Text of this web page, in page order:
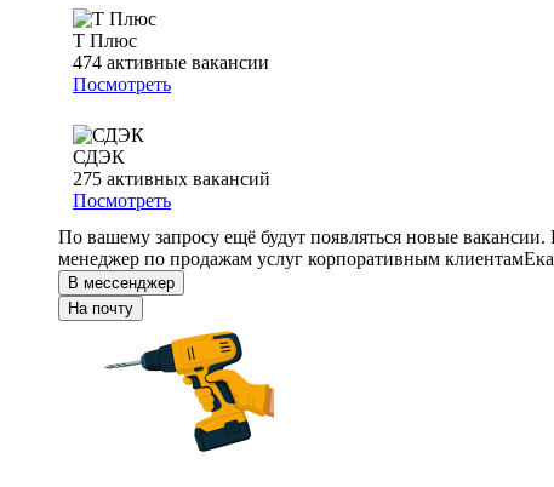
Т Плюс
474 активные вакансии
Посмотреть
СДЭК
275 активных вакансий
Посмотреть
По вашему запросу ещё будут появляться новые
менеджер по продажам услуг корпоративным клиентам
В мессенджер
На почту